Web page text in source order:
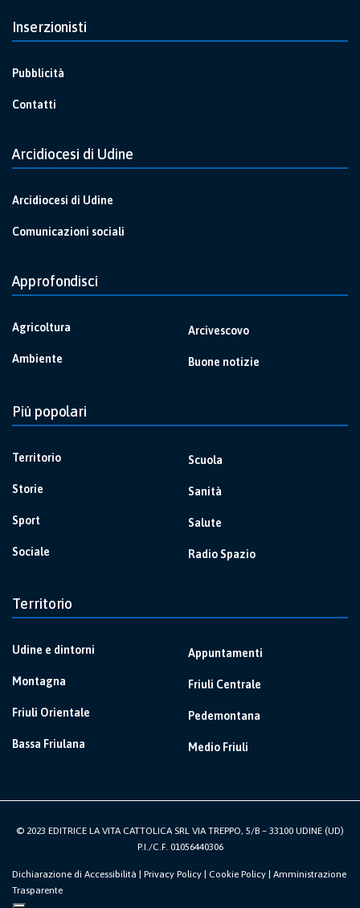
Inserzionisti
Pubblicità
Contatti
Arcidiocesi di Udine
Arcidiocesi di Udine
Comunicazioni sociali
Approfondisci
Agricoltura
Ambiente
Arcivescovo
Buone notizie
Più popolari
Territorio
Storie
Sport
Sociale
Scuola
Sanità
Salute
Radio Spazio
Territorio
Udine e dintorni
Montagna
Friuli Orientale
Bassa Friulana
Appuntamenti
Friuli Centrale
Pedemontana
Medio Friuli
© 2023 EDITRICE LA VITA CATTOLICA SRL VIA TREPPO, 5/B – 33100 UDINE (UD)
P.I./C.F. 01056440306
Dichiarazione di Accessibilità | Privacy Policy | Cookie Policy | Amministrazione
Trasparente